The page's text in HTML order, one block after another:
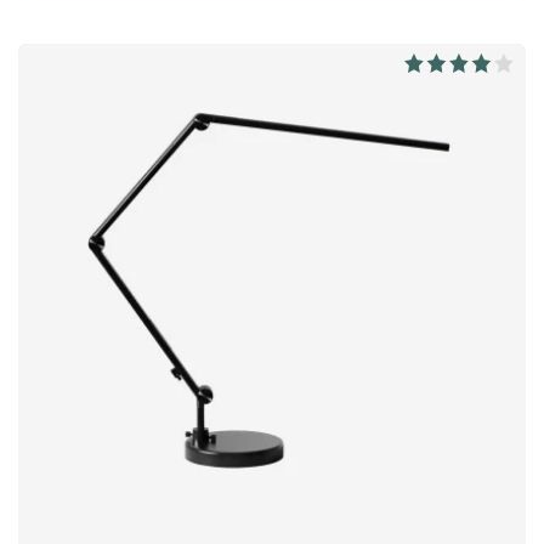
lampjes; een naar boven gericht lampje dat de lampkop
verlicht en een naar beneden gericht lampje dat de voet
u het licht van de lamp aanpassen van hetzelfde
verlichtingsniveau als een enkele kaars, tot volledige
helderheid. Specificatie dimmer: Off helderheid 10% (10
lumen) helderheid 40% (50 lumen) helderheid 100% (130
lumen) Langste brandtijd met volledig opgeladen batterij:
helderheid 10% = 40h helderheid 40% = 12 uur helderheid
100% = 5u Let op: de lamp wordt geleverd met een USB-
oplader zonder een adapter.Obello is een draagbare tafellamp
van mondgeblazen glas die buiten kan worden gebruikt en
wordt opgeladen via USB. Met een geïntegreerde, dimbare
LED is Obello ideaal voor sfeervolle verlichting op het balkon
of in de tuin. Tot 40 uur lichtduur. Korte oplaadtijd van 4,5 uur.
Kan tegen licht regenachtig weer. Gehard glas zorgt voor een